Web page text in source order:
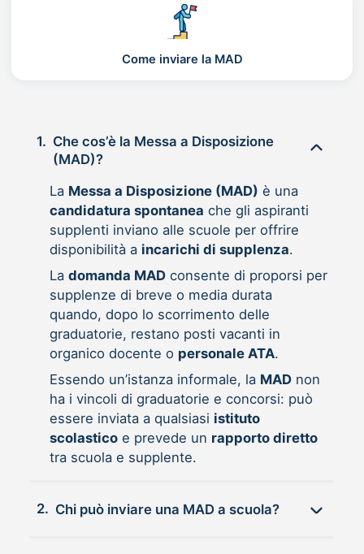
Come inviare la MAD
1. Che cos’è la Messa a Disposizione
(MAD)?
La Messa a Disposizione (MAD) è una
candidatura spontanea che gli aspiranti
supplenti inviano alle scuole per offrire
disponibilità a incarichi di supplenza.
La domanda MADconsente di proporsi per
supplenze di breve o media durata
quando, dopo lo scorrimento delle
graduatorie, restano posti vacanti in
organico docente o personale ATA.
Essendo un’istanza informale, la MADnon
ha i vincoli di graduatorie e concorsi: può
essere inviata a qualsiasi istituto
scolasticoe prevede un rapporto diretto
tra scuola e supplente.
2. Chi può inviare una MAD a scuola?